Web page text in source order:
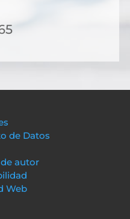
de Datos
autor
Web